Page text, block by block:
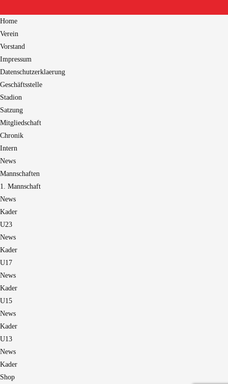
Home
Verein
Vorstand
Impressum
Datenschutzerklaerung
Geschäftsstelle
Stadion
Satzung
Mitgliedschaft
Chronik
Intern
News
Mannschaften
1. Mannschaft
News
Kader
U23
News
Kader
U17
News
Kader
U15
News
Kader
U13
News
Kader
Shop